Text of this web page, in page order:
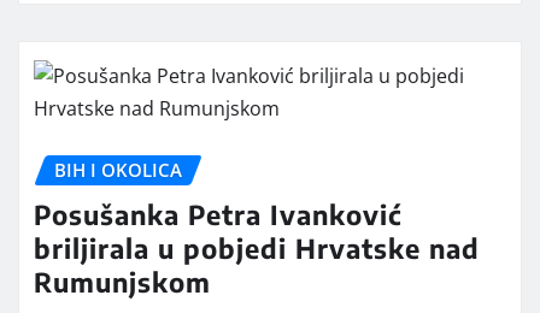
BIH I OKOLICA
Posušanka Petra Ivanković
briljirala u pobjedi Hrvatske nad
Rumunjskom